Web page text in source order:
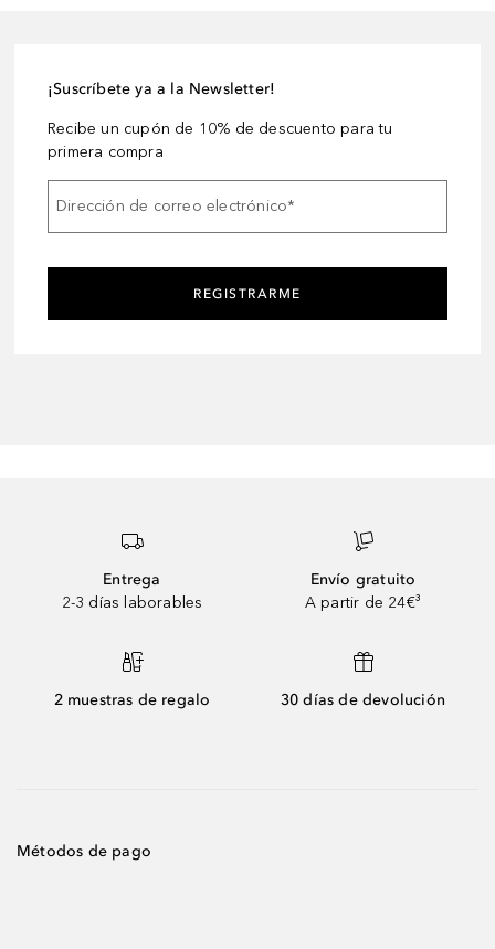
¡Suscríbete ya a la Newsletter!
Recibe un cupón de 10% de descuento para tu
primera compra
Dirección de correo electrónico*
REGISTRARME
Entrega
2-3 días laborables
Envío gratuito
A partir de 24€³
2 muestras de regalo 30 días de devolución
Métodos de pago